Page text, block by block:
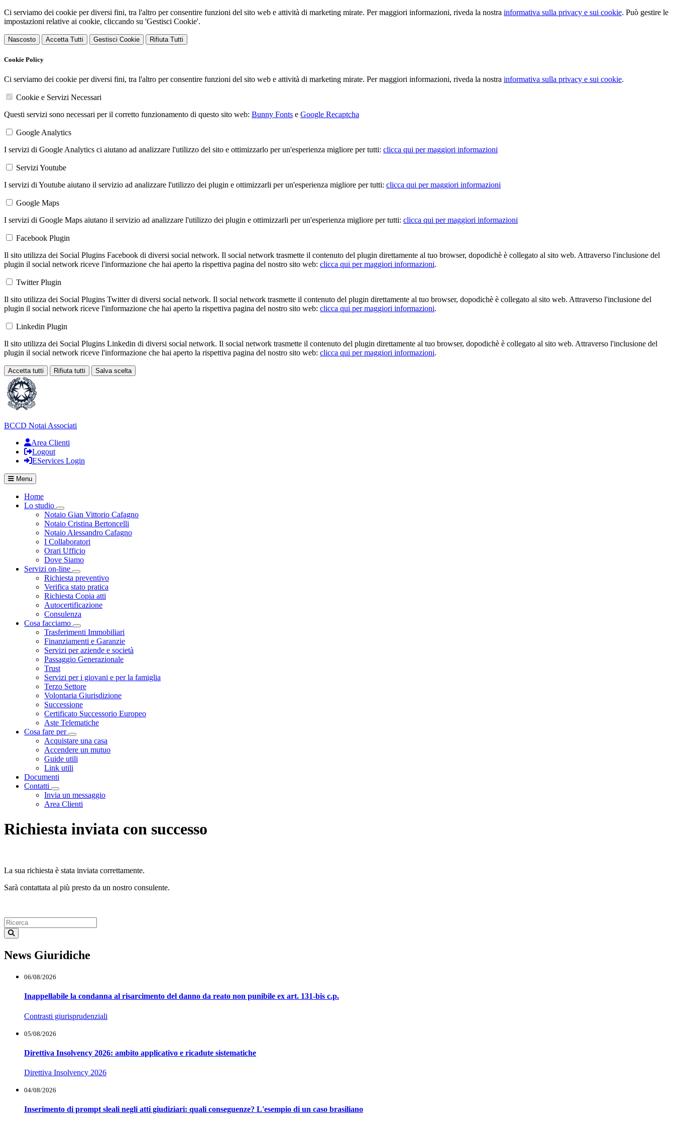
Ci serviamo dei cookie per diversi fini, tra l'altro per consentire funzioni del sito web e attività di marketing mirate. Per maggiori informazioni, riveda la nostra informativa sulla privacy e sui cookie. Può gestire le
impostazioni relative ai cookie, cliccando su 'Gestisci Cookie'.
Nascosto Accetta Tutti Gestisci Cookie Rifiuta Tutti
Cookie Policy
Ci serviamo dei cookie per diversi fini, tra l'altro per consentire funzioni del sito web e attività di marketing mirate. Per maggiori informazioni, riveda la nostra informativa sulla privacy e sui cookie.
Cookie e Servizi Necessari
Questi servizi sono necessari per il corretto funzionamento di questo sito web: Bunny Fonts e Google Recaptcha
Google Analytics
I servizi di Google Analytics ci aiutano ad analizzare l'utilizzo del sito e ottimizzarlo per un'esperienza migliore per tutti: clicca qui per maggiori informazioni
Servizi Youtube
I servizi di Youtube aiutano il servizio ad analizzare l'utilizzo dei plugin e ottimizzarli per un'esperienza migliore per tutti: clicca qui per maggiori informazioni
Google Maps
I servizi di Google Maps aiutano il servizio ad analizzare l'utilizzo dei plugin e ottimizzarli per un'esperienza migliore per tutti: clicca qui per maggiori informazioni
Facebook Plugin
Il sito utilizza dei Social Plugins Facebook di diversi social network. Il social network trasmette il contenuto del plugin direttamente al tuo browser, dopodichè è collegato al sito web. Attraverso l'inclusione del
plugin il social network riceve l'informazione che hai aperto la rispettiva pagina del nostro sito web: clicca qui per maggiori informazioni.
Twitter Plugin
Il sito utilizza dei Social Plugins Twitter di diversi social network. Il social network trasmette il contenuto del plugin direttamente al tuo browser, dopodichè è collegato al sito web. Attraverso l'inclusione del
plugin il social network riceve l'informazione che hai aperto la rispettiva pagina del nostro sito web: clicca qui per maggiori informazioni.
Linkedin Plugin
Il sito utilizza dei Social Plugins Linkedin di diversi social network. Il social network trasmette il contenuto del plugin direttamente al tuo browser, dopodichè è collegato al sito web. Attraverso l'inclusione del
plugin il social network riceve l'informazione che hai aperto la rispettiva pagina del nostro sito web: clicca qui per maggiori informazioni.
Accetta tutti Rifiuta tutti Salva scelta
Loading...
BCCD Notai Associati
Area Clienti
Logout
EServices Login
Menu
Home
Lo studio
Visualizza menù di secondo livello
Notaio Gian Vittorio Cafagno
Notaio Cristina Bertoncelli
Notaio Alessandro Cafagno
I Collaboratori
Orari Ufficio
Dove Siamo
Servizi on-line
Visualizza menù di secondo livello
Richiesta preventivo
Verifica stato pratica
Richiesta Copia atti
Autocertificazione
Consulenza
Cosa facciamo
Visualizza menù di secondo livello
Trasferimenti Immobiliari
Finanziamenti e Garanzie
Servizi per aziende e società
Passaggio Generazionale
Trust
Servizi per i giovani e per la famiglia
Terzo Settore
Volontaria Giurisdizione
Successione
Certificato Successorio Europeo
Aste Telematiche
Cosa fare per
Visualizza menù di secondo livello
Acquistare una casa
Accendere un mutuo
Guide utili
Link utili
Documenti
Contatti
Visualizza menù di secondo livello
Invia un messaggio
Area Clienti
Richiesta inviata con successo
La sua richiesta è stata inviata correttamente.
Sarà contattata al più presto da un nostro consulente.
News Giuridiche
06/08/2026
Inappellabile la condanna al risarcimento del danno da reato non punibile ex art. 131-bis c.p.
Contrasti giurisprudenziali
05/08/2026
Direttiva Insolvency 2026: ambito applicativo e ricadute sistematiche
Direttiva Insolvency 2026
04/08/2026
Inserimento di prompt sleali negli atti giudiziari: quali conseguenze? L'esempio di un caso brasiliano